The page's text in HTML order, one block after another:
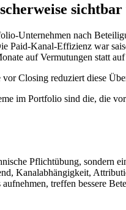
Unternehmen nach
Paid-Kanal-Effizienz war
auf Vermutungen statt
Closing reduziert diese
im Portfolio sind die, die
Pflichtübung, sondern
Kanalabhängigkeit,
aufnehmen, treffen bessere